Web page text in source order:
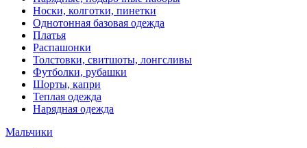
Носки, колготки, пинетки
Однотонная базовая одежда
Платья
Распашонки
Толстовки, свитшоты, лонгсливы
Футболки, рубашки
Шорты, капри
Теплая одежда
Нарядная одежда
Мальчики